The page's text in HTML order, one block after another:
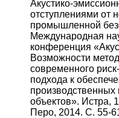
Акустико-
отступлениями от
промышленной
Международная
конференция
Возможности
современного
подхода к
объектов». Истра,
Перо, 2014. С. 55-